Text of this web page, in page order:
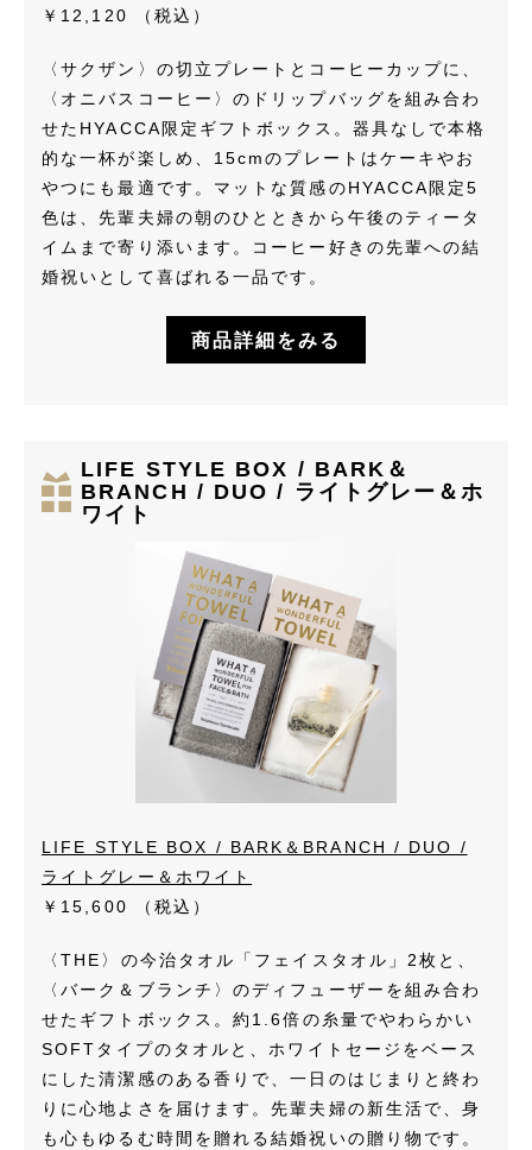
￥12,120
（税込）
〈サクザン〉の切立プレートとコーヒーカップに、
〈オニバスコーヒー〉のドリップバッグを組み合わ
せたHYACCA限定ギフトボックス。器具なしで本格
的な一杯が楽しめ、15cmのプレートはケーキやお
やつにも最適です。マットな質感のHYACCA限定5
色は、先輩夫婦の朝のひとときから午後のティータ
イムまで寄り添います。コーヒー好きの先輩への結
婚祝いとして喜ばれる一品です。
商品詳細をみる
LIFE STYLE BOX / BARK＆
BRANCH / DUO / ライトグレー＆ホ
ワイト
LIFE STYLE BOX / BARK＆BRANCH / DUO /
ライトグレー＆ホワイト
￥15,600
（税込）
〈THE〉の今治タオル「フェイスタオル」2枚と、
〈バーク＆ブランチ〉のディフューザーを組み合わ
せたギフトボックス。約1.6倍の糸量でやわらかい
SOFTタイプのタオルと、ホワイトセージをベース
にした清潔感のある香りで、一日のはじまりと終わ
りに心地よさを届けます。先輩夫婦の新生活で、身
も心もゆるむ時間を贈れる結婚祝いの贈り物です。